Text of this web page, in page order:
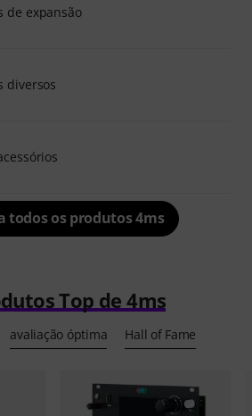
de expansão
diversos
todos os produtos 4ms
Top de 4ms
avaliação óptima Hall of Fame